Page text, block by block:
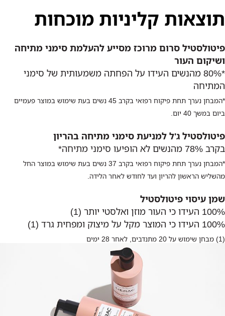
תוצאות קליניות מוכחות
פיטולסטיל סרום מרוכז מסייע להעלמת סימני מתיחה
ושיקום העור
*80% מהנשים העידו על הפחתה משמעותית של סימני
המתיחה
*המבחן נערך תחת פיקוח רפואי בקרב 45 נשים בעת שימוש במוצר פעמיים
ביום במשך 40 יום.
פיטולסטיל ג'ל למניעת סימני מתיחה בהריון
בקרב 78% מהנשים לא הופיעו סימני מתיחה*
*המבחן נערך תחת פיקוח רפואי בקרב 37 נשים בעת שימוש במוצר החל
מהשליש הראשון להריון ועד לחודש לאחר הלידה.
שמן עיסוי פיטולסטיל
100% העידו כי העור מוזן ואלסטי יותר (1)
100% העידו כי המוצר מקל על מיצוק ומפחית גרד (1)
(1) מבחן שימוש על 20 מתנדבים, לאחר 28 ימים